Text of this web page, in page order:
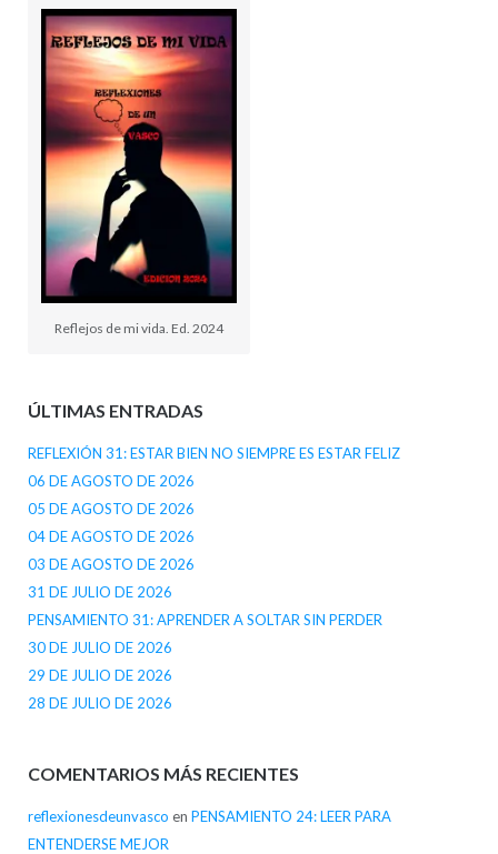
Reflejos de mi vida. Ed. 2024
ÚLTIMAS ENTRADAS
REFLEXIÓN 31: ESTAR BIEN NO SIEMPRE ES ESTAR FELIZ
06 DE AGOSTO DE 2026
05 DE AGOSTO DE 2026
04 DE AGOSTO DE 2026
03 DE AGOSTO DE 2026
31 DE JULIO DE 2026
PENSAMIENTO 31: APRENDER A SOLTAR SIN PERDER
30 DE JULIO DE 2026
29 DE JULIO DE 2026
28 DE JULIO DE 2026
COMENTARIOS MÁS RECIENTES
reflexionesdeunvasco en PENSAMIENTO 24: LEER PARA
ENTENDERSE MEJOR